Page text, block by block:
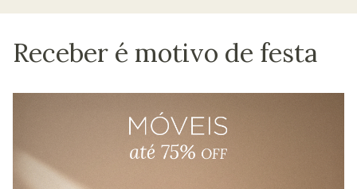
Receber é motivo de festa